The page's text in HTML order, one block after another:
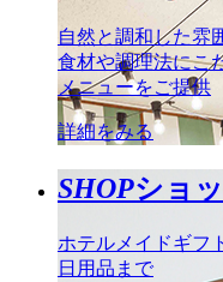
自然と調和した雰
食材や調理法にこ
メニューをご提供
詳細をみる
SHOPショ
ホテルメイドギフ
日用品まで